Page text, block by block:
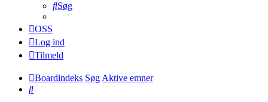
Søg
OSS
Log ind
Tilmeld
Boardindeks SøgAktive emner
Søg